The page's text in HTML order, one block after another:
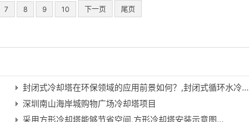
7 8 9 10 下一页 尾页
封闭式冷却塔在环保领域的应用前景如何？,封闭式循环水冷…
深圳南山海岸城购物广场冷却塔项目
采用方形冷却塔能够节省空间,方形冷却塔安装示意图…